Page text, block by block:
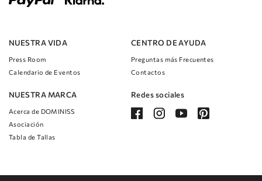
NUESTRA VIDA
Press Room
Calendario de Eventos
NUESTRA MARCA
Acerca de DOMINISS
Asociación
Tabla de Tallas
CENTRO DE AYUDA
Preguntas más Frecuentes
Contactos
Redes sociales